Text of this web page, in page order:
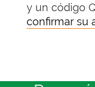
y un código
confirmar su